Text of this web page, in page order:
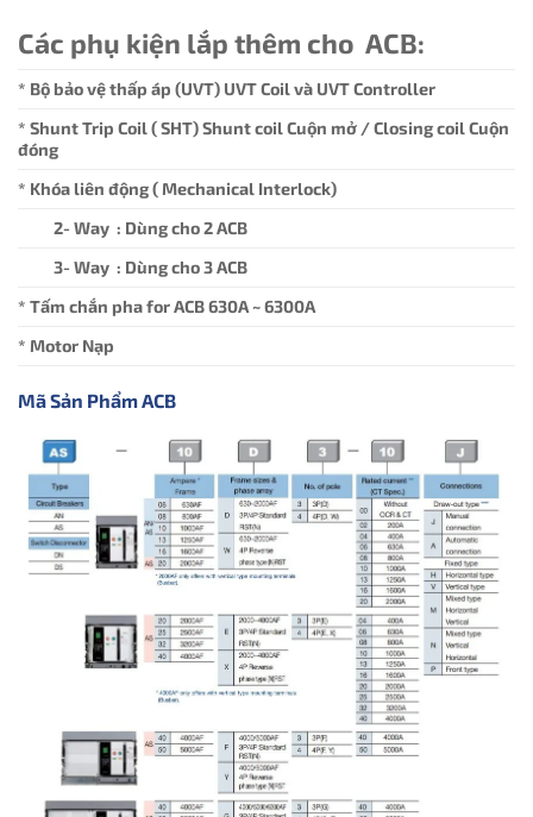
Các phụ kiện lắp thêm cho ACB:
* Bộ bảo vệ thấp áp (UVT) UVT Coil và UVT Controller
* Shunt Trip Coil ( SHT) Shunt coil Cuộn mở / Closing coil Cuộn
đóng
* Khóa liên động ( Mechanical Interlock)
2- Way : Dùng cho 2 ACB
3- Way : Dùng cho 3 ACB
* Tấm chắn pha for ACB 630A ~ 6300A
* Motor Nạp
Mã Sản Phẩm ACB